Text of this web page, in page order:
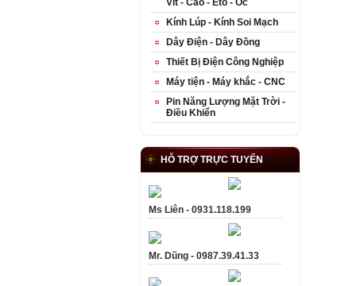
Vít - Cảo - Eto - Ốc
Kính Lúp - Kính Soi Mạch
Dây Điện - Dây Đồng
Thiết Bị Điện Công Nghiệp
Máy tiện - Máy khắc - CNC
Pin Năng Lượng Mặt Trời -
Điều Khiển
HỖ TRỢ TRỰC TUYẾN
Ms Liên - 0931.118.199
Mr. Dũng - 0987.39.41.33